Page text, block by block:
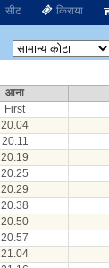
सीट किराया
आना
First
20.04
20.11
20.19
20.25
20.29
20.38
20.50
20.57
21.04